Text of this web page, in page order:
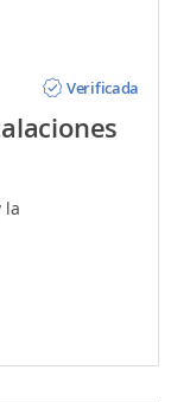
Verificada
la